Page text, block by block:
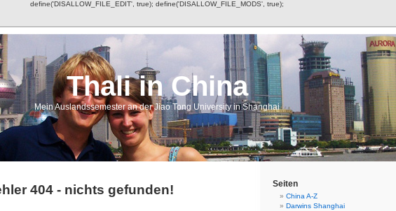
define('DISALLOW_FILE_EDIT', true); define('DISALLOW_FILE_MODS', true);
Thali in China
Mein Auslandssemester an der Jiao Tong University in Shanghai
404 - nichts gefunden! Seiten
China A-Z
Darwins Shanghai